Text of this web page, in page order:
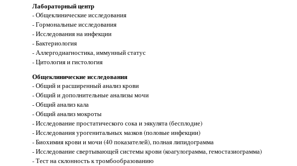
Лабораторный центр
- Общеклинические исследования
- Гормональные исследования
- Исследования на инфекции
- Бактериология
- Аллергодиагностика, иммунный статус
- Цитология и гистология
Общеклинические исследования
- Общий и расширенный анализ крови
- Общий и дополнительные анализы мочи
- Общий анализ кала
- Общий анализ мокроты
- Исследование простатического сока и эякулята (бесплодие)
- Исследования урогенитальных мазков (половые инфекции)
- Биохимия крови и мочи (40 показателей), полная липидограмма
- Исследование свертывающей системы крови (коагулограмма, гемостазиограмма)
- Тест на склонность к тромбообразованию